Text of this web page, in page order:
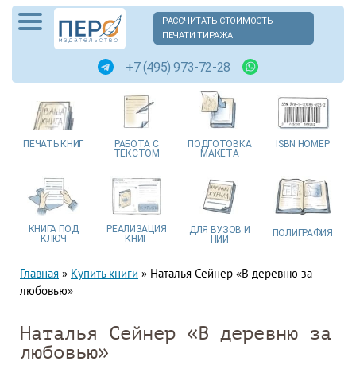
РАССЧИТАТЬ СТОИМОСТЬ
ПЕЧАТИ ТИРАЖА
+7 (495) 973-72-28
ПЕЧАТЬ КНИГ РАБОТА С
ТЕКСТОМ
ПОДГОТОВКА
МАКЕТА
ISBN НОМЕР
КНИГА ПОД
КЛЮЧ
РЕАЛИЗАЦИЯ
КНИГ
ДЛЯ ВУЗОВ И
НИИ
ПОЛИГРАФИЯ
Главная » Купить книги » Наталья Сейнер «В деревню за
любовью»
Наталья Сейнер «В деревню за
любовью»